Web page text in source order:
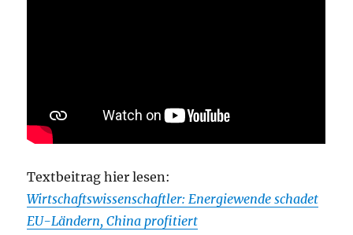
Textbeitrag hier lesen:
Wirtschaftswissenschaftler: Energiewende schadet
EU-Ländern, China profitiert